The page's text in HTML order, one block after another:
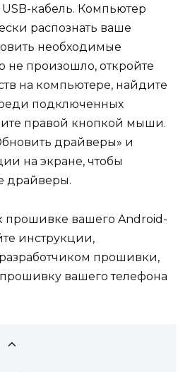
кабель. Компьютер
распознать ваше
необходимые
не произошло, откройте
на компьютере, найдите
подключенных
правой кнопкой мыши.
драйверы» и
на экране, чтобы
драйверы.
прошивке вашего Android-
инструкции,
прошивки,
вашего телефона